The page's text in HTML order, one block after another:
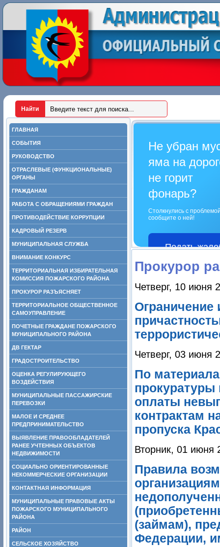
ГЛАВНАЯ
СОБЫТИЯ
РУКОВОДСТВО
ОТРАСЛЕВЫЕ (ФУНКЦИОНАЛЬНЫЕ)
ОРГАНЫ
ГРАЖДАНАМ
РАБОТА С ОБРАЩЕНИЯМИ ГРАЖДАН
ПРОТИВОДЕЙСТВИЕ КОРРУПЦИИ
КАДРОВЫЙ РЕЗЕРВ
МУНИЦИПАЛЬНАЯ СЛУЖБА
ВНИМАНИЕ КОНКУРС
ТЕРРИТОРИАЛЬНАЯ ИЗБИРАТЕЛЬНАЯ
КОМИССИЯ ПОЖАРСКОГО РАЙОНА
ПРОКУРОР РАЗЪЯСНЯЕТ
ТЕРРИТОРИАЛЬНОЕ ОБЩЕСТВЕННОЕ
САМОУПРАВЛЕНИЕ
ПОЧЕТНЫЕ ГРАЖДАНЕ ПОЖАРСКОГО
МУНИЦИПАЛЬНОГО РАЙОНА
ДВ ГЕКТАР
ГРАДОСТРОИТЕЛЬСТВО
ОЦЕНКА РЕГУЛИРУЮЩЕГО
ВОЗДЕЙСТВИЯ
МУНИЦИПАЛЬНЫЕ ПАССАЖИРСКИЕ
ПЕРЕВОЗКИ
МАЛОЕ И СРЕДНЕЕ
ПРЕДПРИНИМАТЕЛЬСТВО
ВЫЯВЛЕНИЕ ПРАВООБЛАДАТЕЛЕЙ
РАНЕЕ УЧТЕННЫХ ОБЪЕКТОВ
НЕДВИЖИМОСТИ
СОЦИАЛЬНО ОРИЕНТИРОВАННЫЕ
НЕКОММЕРЧЕСКИЕ ОРГАНИЗАЦИИ
КОНТАКТНАЯ ИНФОРМАЦИЯ
МУНИЦИПАЛЬНЫЕ ПРАВОВЫЕ АКТЫ
ПОЖАРСКОГО МУНИЦИПАЛЬНОГО
РАЙОНА
РАЙОН
СЕЛЬСКОЕ ХОЗЯЙСТВО
Не убран
яма на
не горит
фонарь?
Столкнулись с
сообщите о ней!
Подать
Прокурор
Четверг, 10 июня
Ограничение
Четверг, 03 июня
По
прокуратуры
оплаты
контрактам
пропуска
Вторник, 01 июня
Правила
(займам),
Федерации,